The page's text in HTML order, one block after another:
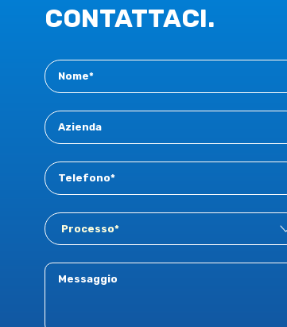
CONTATTACI.
Contact
New